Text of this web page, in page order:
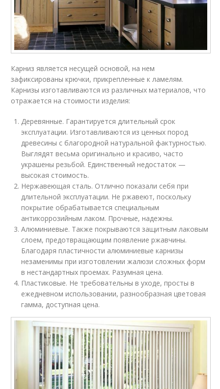
Карниз является несущей основой, на нем
зафиксированы крючки, прикрепленные к ламелям.
Карнизы изготавливаются из различных материалов, что
отражается на стоимости изделия:
Деревянные. Гарантируется длительный срок
эксплуатации. Изготавливаются из ценных пород
древесины с благородной натуральной фактурностью.
Выглядят весьма оригинально и красиво, часто
украшены резьбой. Единственный недостаток —
высокая стоимость.
Нержавеющая сталь. Отлично показали себя при
длительной эксплуатации. Не ржавеют, поскольку
покрытие обрабатывается специальным
антикоррозийным лаком. Прочные, надежны.
Алюминиевые. Также покрываются защитным лаковым
слоем, предотвращающим появление ржавчины.
Благодаря пластичности алюминиевые карнизы
незаменимы при изготовлении жалюзи сложных форм
в нестандартных проемах. Разумная цена.
Пластиковые. Не требовательны в уходе, просты в
ежедневном использовании, разнообразная цветовая
гамма, доступная цена.